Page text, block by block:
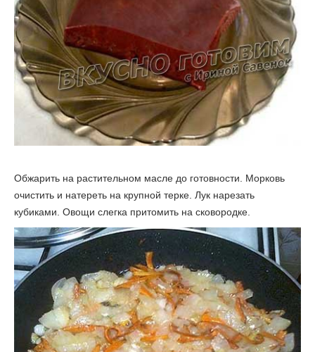
Обжарить на растительном масле до готовности. Морковь
очистить и натереть на крупной терке. Лук нарезать
кубиками. Овощи слегка притомить на сковородке.